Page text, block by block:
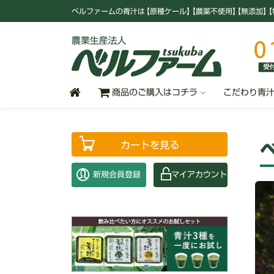
ベルファームの青汁は【原種ケール】【農薬不使用】【無添加】【
商品のご購入はコチラ こだわり青汁
カートを見る
新規会員登録 マイアカウント